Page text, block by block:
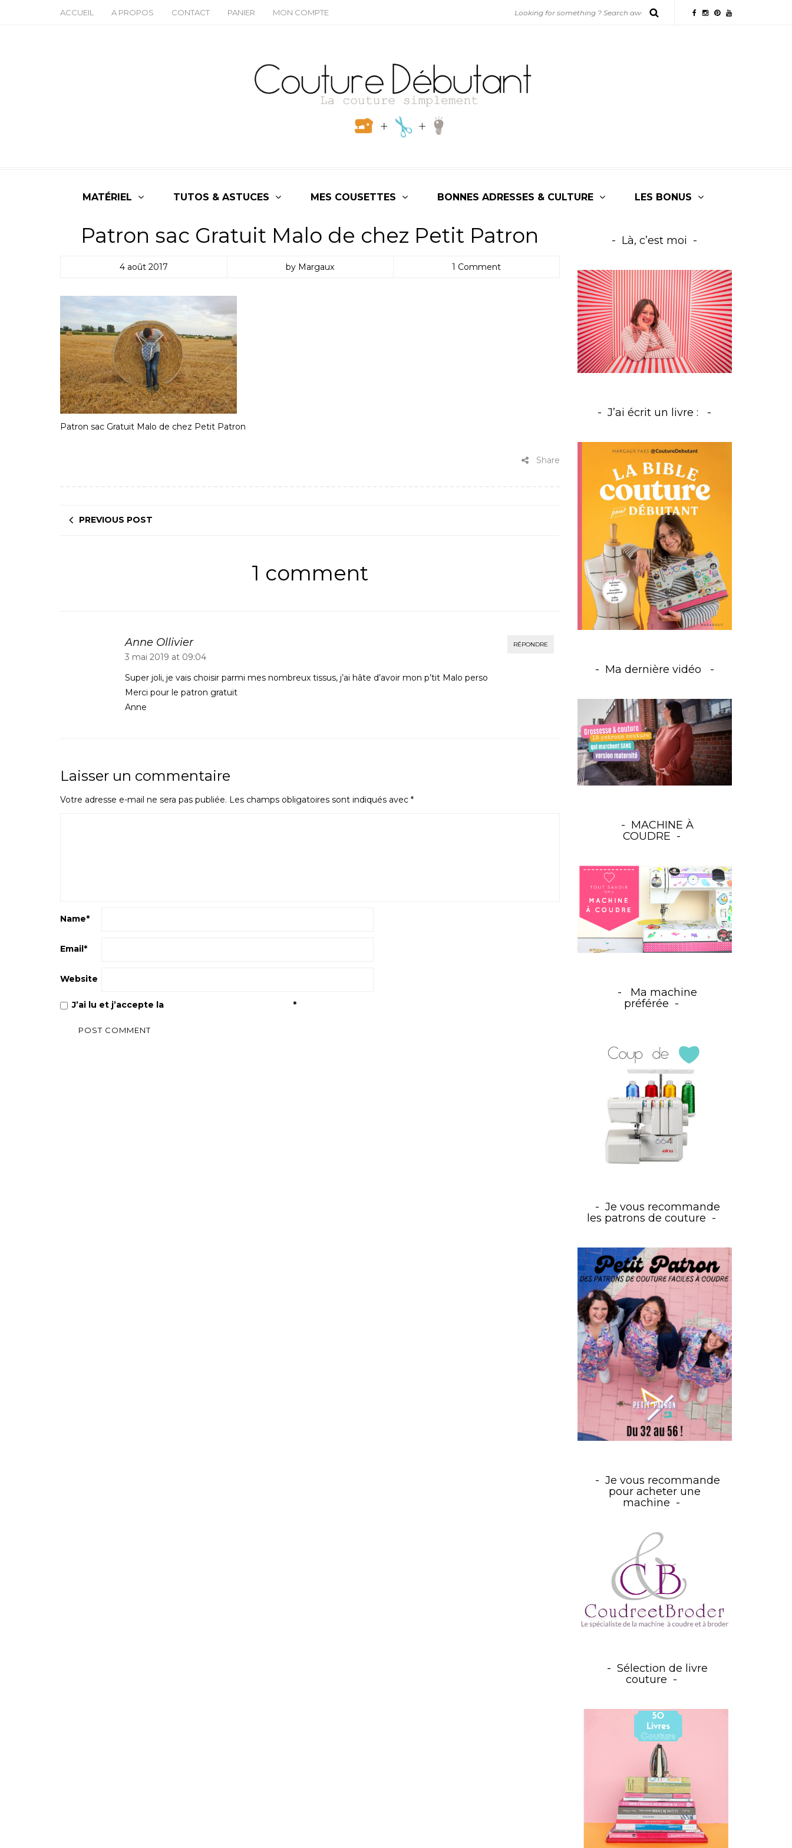
ACCUEIL A PROPOS CONTACT PANIER MON COMPTE
MATÉRIEL TUTOS & ASTUCES MES COUSETTES BONNES ADRESSES & CULTURE LES BONUS
Patron sac Gratuit Malo de chez Petit Patron
4 août 2017 by Margaux 1 Comment
Patron sac Gratuit Malo de chez Petit Patron
Share
PREVIOUS POST
1 comment
RÉPONDRE
Anne Ollivier
3 mai 2019 at 09:04
Super joli, je vais choisir parmi mes nombreux tissus, j’ai hâte d’avoir mon p’tit Malo perso
Merci pour le patron gratuit
Anne
Laisser un commentaire
Votre adresse e-mail ne sera pas publiée. Les champs obligatoires sont indiqués avec *
Name*
Email*
Website
J’ai lu et j’accepte la *
Là, c’est moi
J’ai écrit un livre :
Ma dernière vidéo
MACHINE À
COUDRE
Ma machine
préférée
Je vous recommande
les patrons de couture
Je vous recommande
pour acheter une
machine
Sélection de livre
couture